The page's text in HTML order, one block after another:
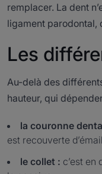
remplacer. La dent
ligament parodontal,
Les
Au-delà des
hauteur, qui
la couronne
est recouverte
le collet : c’est